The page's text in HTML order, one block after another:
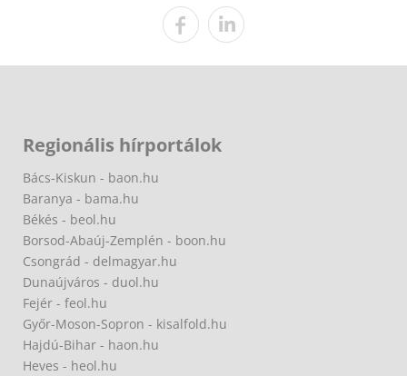
Regionális hírportálok
Bács-Kiskun - baon.hu
Baranya - bama.hu
Békés - beol.hu
Borsod-Abaúj-Zemplén - boon.hu
Csongrád - delmagyar.hu
Dunaújváros - duol.hu
Fejér - feol.hu
Győr-Moson-Sopron - kisalfold.hu
Hajdú-Bihar - haon.hu
Heves - heol.hu